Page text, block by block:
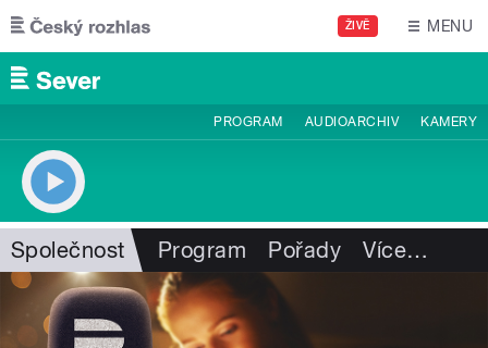
Přejít k hlavnímu obsahu
ŽIVĚ MENU
PROGRAM AUDIOARCHIV KAMERY
Společnost Program Pořady Více…